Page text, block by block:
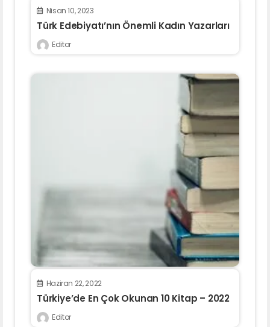
Nisan 10, 2023
Türk Edebiyatı’nın Önemli Kadın Yazarları
Editor
Haziran 22, 2022
Türkiye’de En Çok Okunan 10 Kitap – 2022
Editor